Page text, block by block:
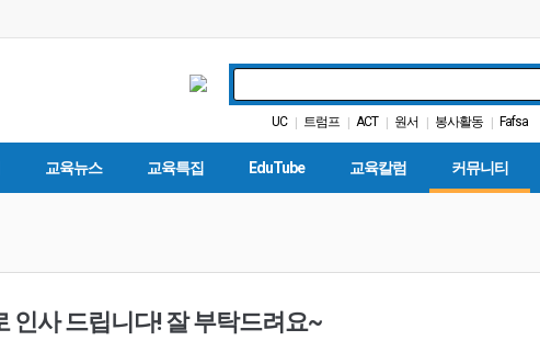
UC | 트럼프 | ACT | 원서 | 봉사활동 | Fafsa
| 가주교육신문 | 캘리포니아 교육부 | SAT | 다카
교육뉴스 교육특집 EduTube 교육칼럼 커뮤니티
인사 드립니다! 잘 부탁드려요~